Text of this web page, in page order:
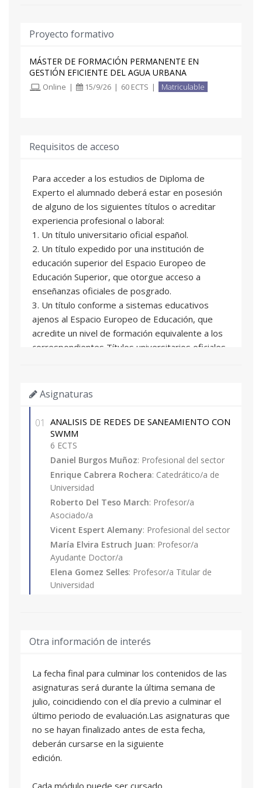
Proyecto formativo
MÁSTER DE FORMACIÓN PERMANENTE EN
GESTIÓN EFICIENTE DEL AGUA URBANA
Online | 15/9/26 | 60 ECTS | Matriculable
Requisitos de acceso
Para acceder a los estudios de Diploma de
Experto el alumnado deberá estar en posesión
de alguno de los siguientes títulos o acreditar
experiencia profesional o laboral:
1. Un título universitario oficial español.
2. Un título expedido por una institución de
educación superior del Espacio Europeo de
Educación Superior, que otorgue acceso a
enseñanzas oficiales de posgrado.
3. Un título conforme a sistemas educativos
ajenos al Espacio Europeo de Educación, que
acredite un nivel de formación equivalente a los
correspondientes Títulos universitarios oficiales
de postgrado.
4. Un título de Diploma de grado propio
expedido por la Universitat Politècnica de
València o por otras universidades con las que
exista mutuo reconocimiento de dicha titulación.
5. Experiencia laboral o profesional con nivel
competencial equivalente a la formación
académica universitaria.
Excepcionalmente se admitirán con la
consideración de matrícula provisional,
estudiantes de las titulaciones de grado que
tengan pendiente superar como máximo 30
ECTS (incluido el Proyecto Final de Carrera, no
pudiendo optar a la expedición de su Título
Propio hasta la obtención de la titulación
Asignaturas
01 ANALISIS DE REDES DE SANEAMIENTO CON
SWMM
6 ECTS
Daniel Burgos Muñoz : Profesional del sector
Enrique Cabrera Rochera: Catedrático/a de
Universidad
Roberto Del Teso March: Profesor/a
Asociado/a
Vicent Espert Alemany : Profesional del sector
María Elvira Estruch Juan: Profesor/a
Ayudante Doctor/a
Elena Gomez Selles: Profesor/a Titular de
Universidad
02 HIDRAULICA BASICA DE LAMINA LIBRE E
Enrique Cabrera Marcet
sector
Roberto Del Teso March: Profesor/a
Asociado/a
Vicent Espert Alemany : Profesional del sector
María Elvira Estruch Juan: Profesor/a
Ayudante Doctor/a
Otra información de interés
La fecha final para culminar los contenidos de las
asignaturas será durante la última semana de
julio, coincidiendo con el día previo a culminar el
último periodo de evaluación.Las asignaturas que
no se hayan finalizado antes de esta fecha,
deberán cursarse en la siguiente
edición.
Cada módulo puede ser cursado